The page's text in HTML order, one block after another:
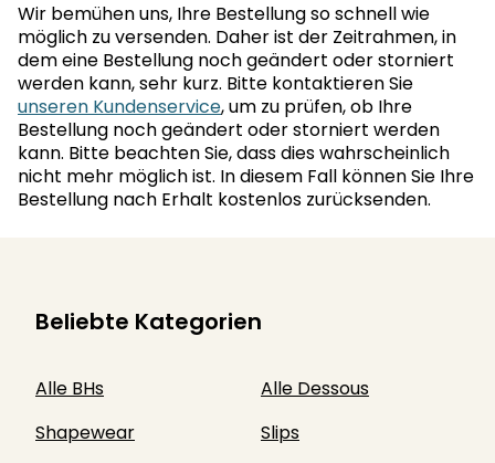
Wir bemühen uns, Ihre Bestellung so schnell wie
möglich zu versenden. Daher ist der Zeitrahmen, in
dem eine Bestellung noch geändert oder storniert
werden kann, sehr kurz. Bitte kontaktieren Sie
unseren Kundenservice, um zu prüfen, ob Ihre
Bestellung noch geändert oder storniert werden
kann. Bitte beachten Sie, dass dies wahrscheinlich
nicht mehr möglich ist. In diesem Fall können Sie Ihre
Bestellung nach Erhalt kostenlos zurücksenden.
Beliebte Kategorien
Alle BHs
Alle Dessous
Shapewear
Slips